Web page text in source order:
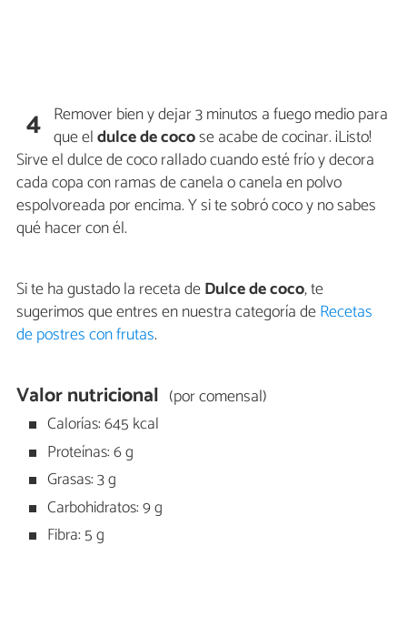
4 Remover bien y dejar 3 minutos a fuego medio para
que eldulce de cocose acabe de cocinar. ¡Listo!
Sirve el dulce de coco rallado cuando esté frío y decora
cada copa con ramas de canela o canela en polvo
espolvoreada por encima. Y si te sobró coco y no sabes
qué hacer con él.
Si te ha gustado la receta deDulce de coco, te
sugerimos que entres en nuestra categoría deRecetas
de postres con frutas.
Valor nutricional (por comensal)
Calorías: 645 kcal
Proteínas: 6 g
Grasas: 3 g
Carbohidratos: 9 g
Fibra: 5 g